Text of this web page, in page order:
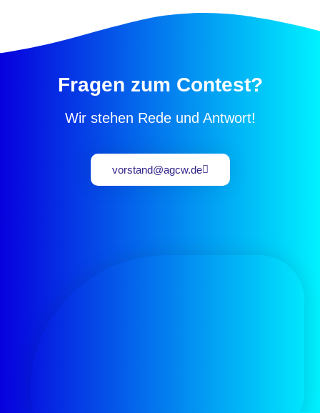
Fragen zum Contest?
Wir stehen Rede und Antwort!
vorstand@agcw.de